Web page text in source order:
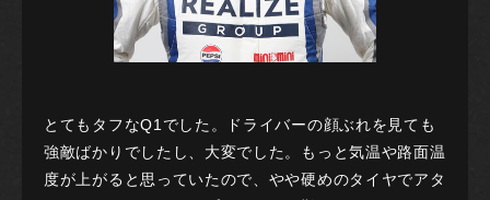
とてもタフなQ1でした。ドライバーの顔ぶれを見ても
強敵ばかりでしたし、大変でした。もっと気温や路面温
度が上がると思っていたので、やや硬めのタイヤでアタ